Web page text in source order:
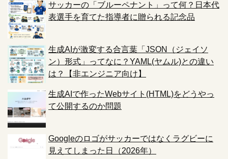
サッカーの「ブルーペナント」って何？日本代
表選手を育てた指導者に贈られる記念品
生成AIが激変する合言葉「JSON（ジェイソ
ン）形式」ってなに？YAML(ヤムル)との違い
は？【非エンジニア向け】
生成AIで作ったWebサイト(HTML)をどうやっ
て公開するのか問題
Googleのロゴがサッカーではなくラグビーに
見えてしまった日（2026年）